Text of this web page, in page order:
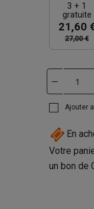
3 + 1
gratuite
21,60
27,00 €
Ajouter
En
Votre
un bon de